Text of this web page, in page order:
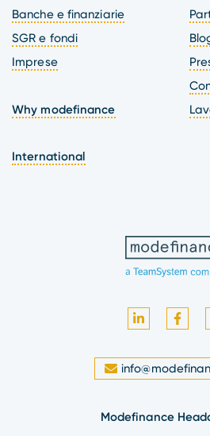
Banche e finanziarie
SGR e fondi
Imprese
Why modefinance
International
Modefinance